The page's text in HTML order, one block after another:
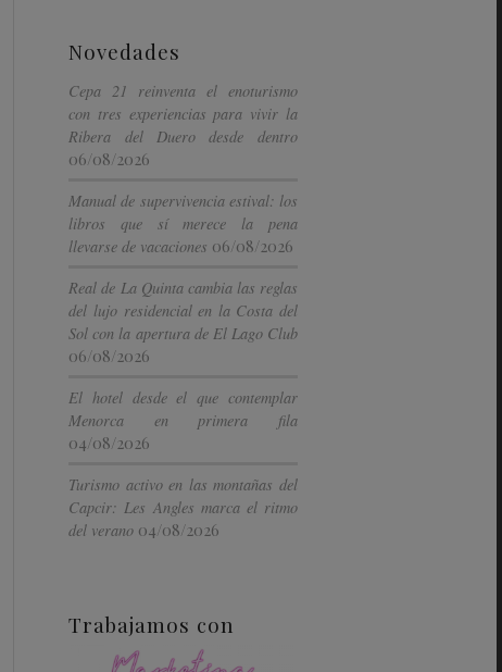
Novedades
Cepa 21 reinventa el enoturismo
con tres experiencias para vivir la
Ribera del Duero desde dentro
06/08/2026
Manual de supervivencia estival: los
libros que sí merece la pena
llevarse de vacaciones 06/08/2026
Real de La Quinta cambia las reglas
del lujo residencial en la Costa del
Sol con la apertura de El Lago Club
06/08/2026
El hotel desde el que contemplar
Menorca en primera fila
04/08/2026
Turismo activo en las montañas del
Capcir: Les Angles marca el ritmo
del verano 04/08/2026
Trabajamos con